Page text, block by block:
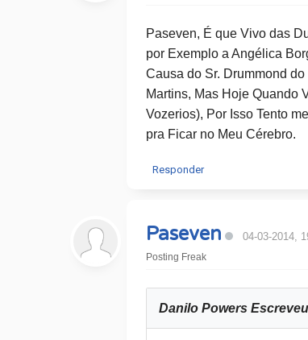
Paseven, É que Vivo das
por Exemplo a Angélica
Causa do Sr. Drummond
Martins, Mas Hoje Quando
Vozerios), Por Isso Tento
pra Ficar no Meu Cérebro.
Responder
Paseven 04-03-2014,
Posting Freak
Danilo Powers